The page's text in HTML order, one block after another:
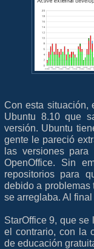
Con esta situación,
Ubuntu 8.10 que
versión. Ubuntu
gente le pareció
las versiones
OpenOffice. Sin
repositorios para
debido a problemas
se arreglaba. Al
StarOffice 9, que
el contrario, con la
de educación